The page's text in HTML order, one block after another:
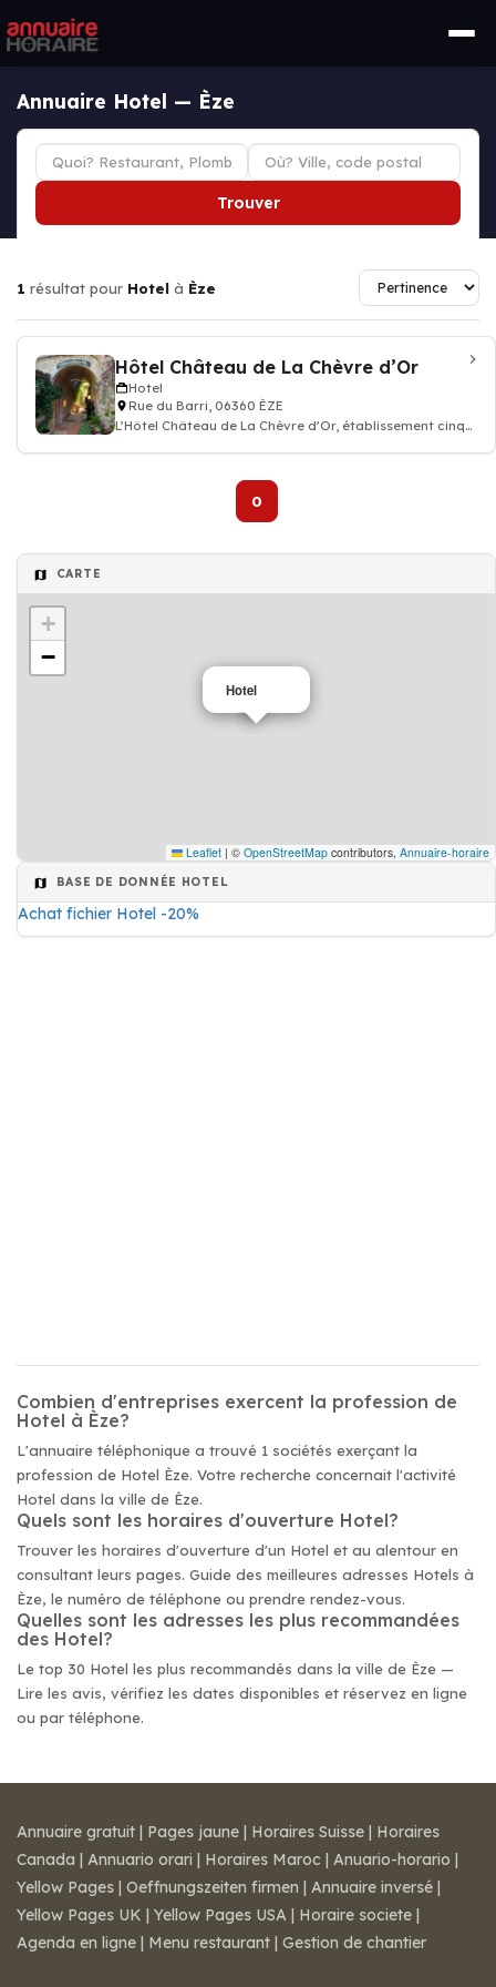
Annuaire Hotel — Èze
Trouver
1 résultat pour Hotel à Èze
Hôtel Château de La Chèvre d’Or
Hotel
Rue du Barri, 06360 ÈZE
L’Hôtel Château de La Chèvre d’Or, établissement cinq
0
CARTE
Hotel
+
−
Leaflet | © OpenStreetMap contributors, Annuaire-horaire
BASE DE DONNÉE HOTEL
Achat fichier Hotel -20%
Combien d'entreprises exercent la profession de
Hotel à Èze?
L'annuaire téléphonique a trouvé 1 sociétés exerçant la
profession de Hotel Èze. Votre recherche concernait l'activité
Hotel dans la ville de Èze.
Quels sont les horaires d'ouverture Hotel?
Trouver les horaires d'ouverture d'un Hotel et au alentour en
consultant leurs pages. Guide des meilleures adresses Hotels à
Èze, le numéro de téléphone ou prendre rendez-vous.
Quelles sont les adresses les plus recommandées
des Hotel?
Le top 30 Hotel les plus recommandés dans la ville de Èze —
Lire les avis, vérifiez les dates disponibles et réservez en ligne
ou par téléphone.
Annuaire gratuit | Pages jaune | Horaires Suisse | Horaires
Canada | Annuario orari | Horaires Maroc | Anuario-horario |
Yellow Pages | Oeffnungszeiten firmen | Annuaire inversé |
Yellow Pages UK | Yellow Pages USA | Horaire societe |
Agenda en ligne | Menu restaurant | Gestion de chantier